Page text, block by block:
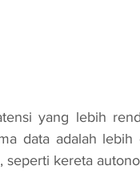
yang lebih
data adalah
kereta